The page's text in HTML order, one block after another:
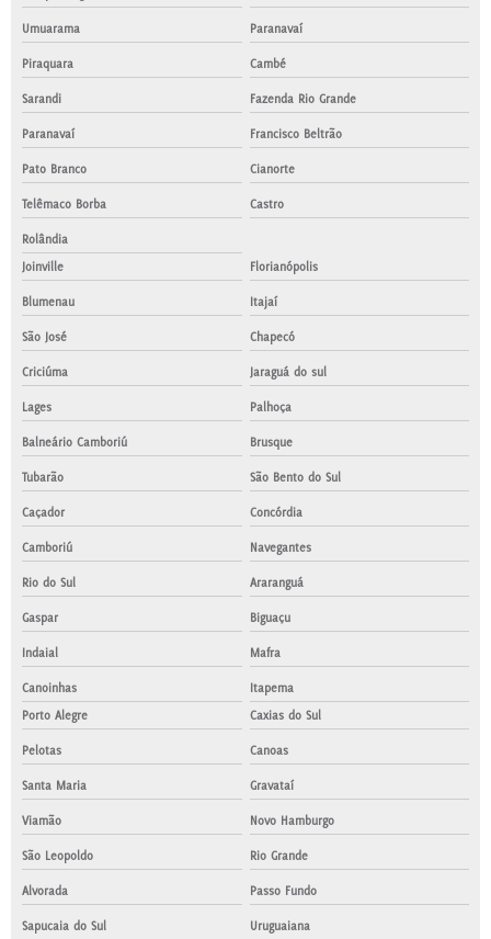
Umuarama Paranavaí
Piraquara Cambé
Sarandi Fazenda Rio Grande
Paranavaí Francisco Beltrão
Pato Branco Cianorte
Telêmaco Borba Castro
Rolândia
Joinville
Florianópolis
Blumenau Itajaí
São José Chapecó
Criciúma Jaraguá do sul
Lages Palhoça
Balneário Camboriú Brusque
Tubarão São Bento do Sul
Caçador Concórdia
Camboriú Navegantes
Rio do Sul Araranguá
Gaspar Biguaçu
Indaial Mafra
Canoinhas
Itapema
Porto Alegre
Caxias do Sul
Pelotas Canoas
Santa Maria Gravataí
Viamão Novo Hamburgo
São Leopoldo Rio Grande
Alvorada Passo Fundo
Sapucaia do Sul Uruguaiana